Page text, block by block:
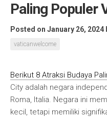
Paling Populer
Posted on January 26, 2024
vaticanwelcome
Berikut 8 Atraksi Budaya
City adalah negara
Roma, Italia. Negara ini
kecil, tetapi memiliki